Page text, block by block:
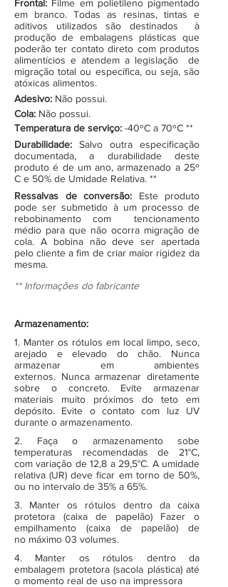
Frontal: Filme em polietileno pigmentado
em branco. Todas as resinas, tintas e
aditivos utilizados são destinados à
produção de embalagens plásticas que
poderão ter contato direto com produtos
alimentícios e atendem a legislação de
migração total ou específica, ou seja, são
atóxicas alimentos.
Adesivo: Não possui.
Cola: Não possui.
Temperatura de serviço: -40ºC a 70ºC **
Durabilidade: Salvo outra especificação
documentada, a durabilidade deste
produto é de um ano, armazenado a 25º
C e 50% de Umidade Relativa. **
Ressalvas de conversão: Este produto
pode ser submetido à um processo de
rebobinamento com tencionamento
médio para que não ocorra migração de
cola. A bobina não deve ser apertada
pelo cliente a fim de criar maior rigidez da
mesma.
** Informações do fabricante
Armazenamento:
1. Manter os rótulos em local limpo, seco,
arejado e elevado do chão. Nunca
armazenar em ambientes
externos. Nunca armazenar diretamente
sobre o concreto. Evite armazenar
materiais muito próximos do teto em
depósito. Evite o contato com luz UV
durante o armazenamento.
2. Faça o armazenamento sobe
temperaturas recomendadas de 21°C,
com variação de 12,8 a 29,5°C. A umidade
relativa (UR) deve ficar em torno de 50%,
ou no intervalo de 35% a 65%.
3. Manter os rótulos dentro da caixa
protetora (caixa de papelão) Fazer o
empilhamento (caixa de papelão) de
no máximo 03 volumes.
4. Manter os rótulos dentro da
embalagem protetora (sacola plástica) até
o momento real de uso na impressora